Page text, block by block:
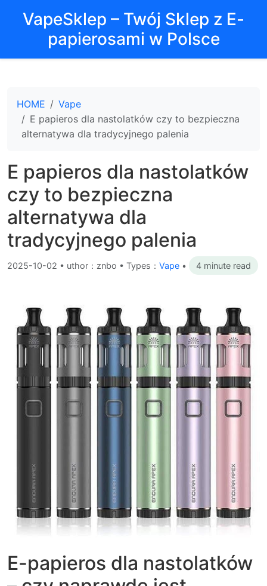
VapeSklep – Twój Sklep z E-
papierosami w Polsce
HOME
Vape
E papieros dla nastolatków czy to bezpieczna
alternatywa dla tradycyjnego palenia
E papieros dla nastolatków
czy to bezpieczna
alternatywa dla
tradycyjnego palenia
2025-10-02 • uthor：znbo • Types： Vape • 4 minute read
E-papieros dla nastolatków